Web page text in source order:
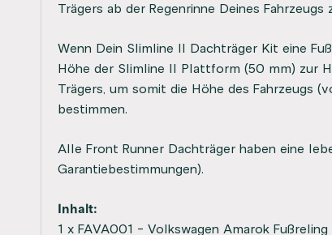
Trägers ab der Regenrinne Deines Fahrzeugs
Wenn Dein Slimline II Dachträger Kit eine
Höhe der Slimline II Plattform (50 mm) zur
Trägers, um somit die Höhe des Fahrzeugs
bestimmen.
Alle Front Runner Dachträger haben eine
Garantiebestimmungen).
Inhalt:
1 x FAVA001 - Volkswagen Amarok Fußreling